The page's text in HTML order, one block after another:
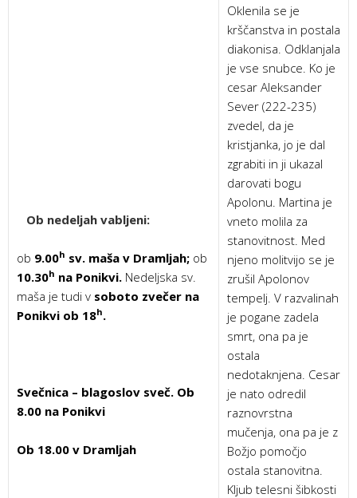
Oklenila se je
krščanstva in postala
diakonisa. Odklanjala
je vse snubce. Ko je
cesar Aleksander
Sever (222-235)
zvedel, da je
kristjanka, jo je dal
zgrabiti in ji ukazal
darovati bogu
Apolonu. Martina je
vneto molila za
stanovitnost. Med
njeno molitvijo se je
zrušil Apolonov
tempelj. V razvalinah
je pogane zadela
smrt, ona pa je
ostala
nedotaknjena. Cesar
je nato odredil
raznovrstna
mučenja, ona pa je z
Božjo pomočjo
ostala stanovitna.
Kljub telesni šibkosti
Ob nedeljah vabljeni:
ob 9.00h sv. maša v Dramljah; ob
10.30h na Ponikvi. Nedeljska sv.
maša je tudi v soboto zvečer na
Ponikvi ob 18h.
Svečnica – blagoslov sveč. Ob
8.00 na Ponikvi
Ob 18.00 v Dramljah